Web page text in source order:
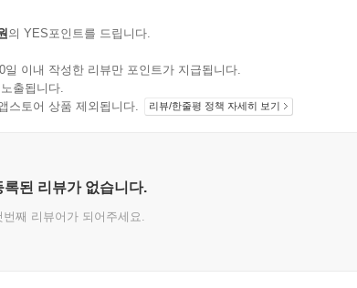
의 YES포인트를 드립니다.
이내 작성한 리뷰만 포인트가 지급됩니다.
출됩니다.
스토어 상품 제외됩니다.
리뷰/한줄평 정책 자세히 보기
록된 리뷰가 없습니다.
번째 리뷰어가 되어주세요.